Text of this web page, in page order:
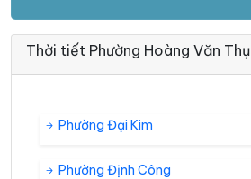
Thời tiết Phường Hoàng Văn Thụ
Phường Đại Kim
Phường Định Công